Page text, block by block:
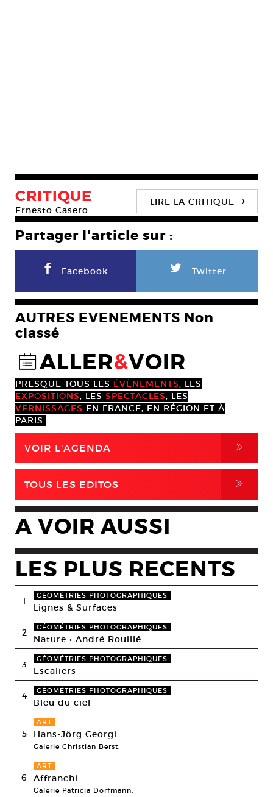
CRITIQUE
Ernesto Casero
LIRE LA CRITIQUE ›
Partager l'article sur :
F Facebook L Twitter
AUTRES EVENEMENTS Non
classé
@ALLER&VOIR
PRESQUE TOUS LES ÉVÈNEMENTS, LES
EXPOSITIONS, LES SPECTACLES, LES
VERNISSAGES EN FRANCE, EN RÉGION ET À
PARIS.
VOIR L'AGENDA ,
TOUS LES EDITOS ,
A VOIR AUSSI
LES PLUS RECENTS
1 GÉOMÉTRIES PHOTOGRAPHIQUES
Lignes & Surfaces
2 GÉOMÉTRIES PHOTOGRAPHIQUES
Nature • André Rouillé
3 GÉOMÉTRIES PHOTOGRAPHIQUES
Escaliers
4 GÉOMÉTRIES PHOTOGRAPHIQUES
Bleu du ciel
5
ART
Hans-Jörg Georgi
Galerie Christian Berst,
6
ART
Affranchi
Galerie Patricia Dorfmann,